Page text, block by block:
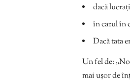
dacă
în cazul în
Dacă tata
Un fel de:
mai ușor de